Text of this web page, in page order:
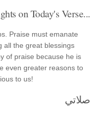
on Today's Verse...
Praise must emanate
all the great blessings
of praise because he is
even greater reasons to
to us!
صلاتي